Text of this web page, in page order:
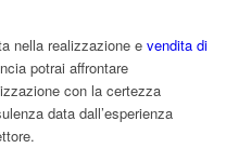
nella realizzazione e vendita di
potrai affrontare
con la certezza
data dall’esperienza